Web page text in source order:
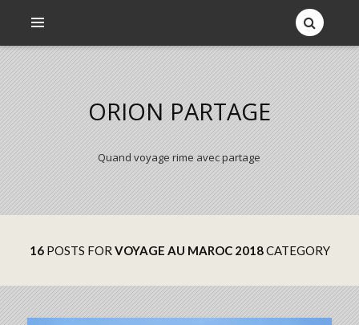
ORION PARTAGE
Quand voyage rime avec partage
16POSTS FOR VOYAGE AU MAROC 2018CATEGORY